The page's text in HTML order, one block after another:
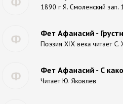
1890 г Я. Смоленский зап.
Ф Фет Афанасий -
Поэзия XIX века читает
Ф Фет Афанасий - С
Читает Ю. Яковлев